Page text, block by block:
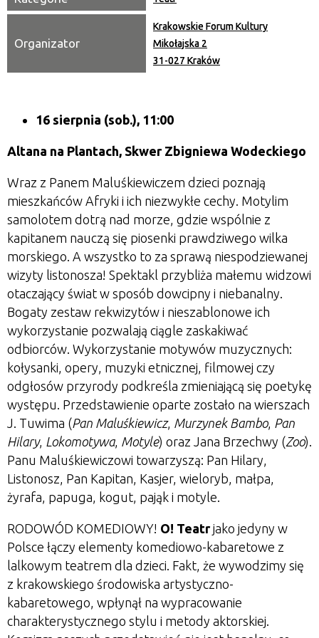
Organizator
Krakowskie Forum Kultury
Mikołajska 2
31-027 Kraków
16 sierpnia (sob.), 11:00
Altana na Plantach, Skwer Zbigniewa Wodeckiego
Wraz z Panem Maluśkiewiczem dzieci poznają
mieszkańców Afryki i ich niezwykłe cechy. Motylim
samolotem dotrą nad morze, gdzie wspólnie z
kapitanem nauczą się piosenki prawdziwego wilka
morskiego. A wszystko to za sprawą niespodziewanej
wizyty listonosza! Spektakl przybliża małemu widzowi
otaczający świat w sposób dowcipny i niebanalny.
Bogaty zestaw rekwizytów i nieszablonowe ich
wykorzystanie pozwalają ciągle zaskakiwać
odbiorców. Wykorzystanie motywów muzycznych:
kołysanki, opery, muzyki etnicznej, filmowej czy
odgłosów przyrody podkreśla zmieniającą się poetykę
występu. Przedstawienie oparte zostało na wierszach
J. Tuwima (Pan Maluśkiewicz, Murzynek Bambo, Pan
Hilary, Lokomotywa, Motyle) oraz Jana Brzechwy (Zoo).
Panu Maluśkiewiczowi towarzyszą: Pan Hilary,
Listonosz, Pan Kapitan, Kasjer, wieloryb, małpa,
żyrafa, papuga, kogut, pająk i motyle.
RODOWÓD KOMEDIOWY! O! Teatrjako jedyny w
Polsce łączy elementy komediowo-kabaretowe z
lalkowym teatrem dla dzieci. Fakt, że wywodzimy się
z krakowskiego środowiska artystyczno-
kabaretowego, wpłynął na wypracowanie
charakterystycznego stylu i metody aktorskiej.